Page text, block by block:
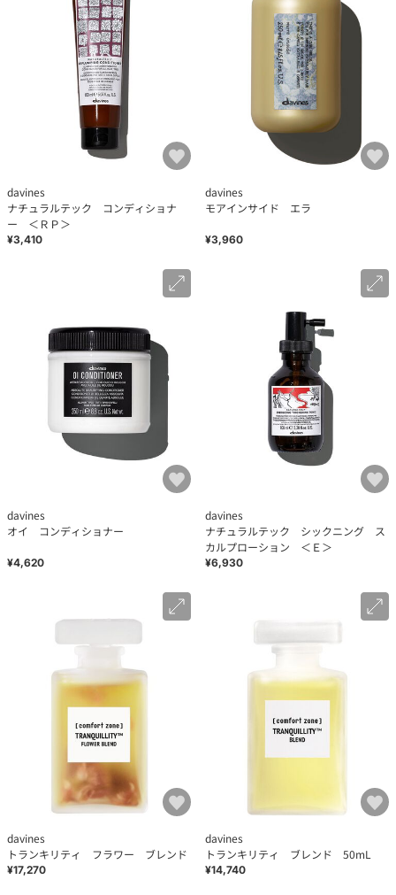
davines
ナチュラルテック コンディショナ
ー ＜ＲＰ＞
¥3,410
davines
モアインサイド エラ
¥3,960
davines
オイ コンディショナー
¥4,620
davines
ナチュラルテック シックニング ス
カルプローション ＜Ｅ＞
¥6,930
davines
トランキリティ フラワー ブレンド
¥17,270
davines
トランキリティ ブレンド 50mL
¥14,740